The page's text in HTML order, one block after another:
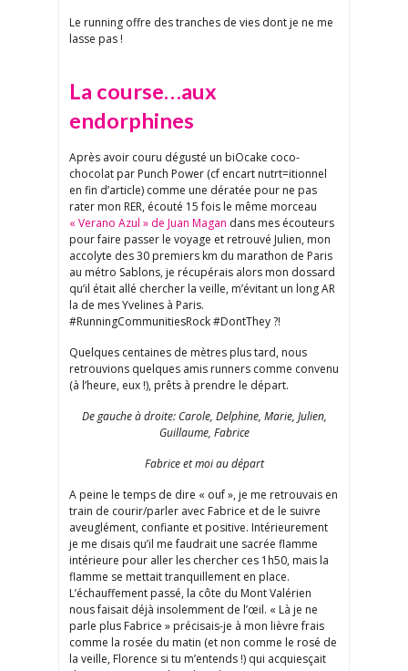
Le running offre des tranches de vies dont je ne me
lasse pas !
La course…aux
endorphines
Après avoir couru dégusté un biOcake coco-
chocolat par Punch Power (cf encart nutrt=itionnel
en fin d’article) comme une dératée pour ne pas
rater mon RER, écouté 15 fois le même morceau
« Verano Azul » de Juan Magan dans mes écouteurs
pour faire passer le voyage et retrouvé Julien, mon
accolyte des 30 premiers km du marathon de Paris
au métro Sablons, je récupérais alors mon dossard
qu’il était allé chercher la veille, m’évitant un long AR
la de mes Yvelines à Paris.
#RunningCommunitiesRock #DontThey ?!
Quelques centaines de mètres plus tard, nous
retrouvions quelques amis runners comme convenu
(à l’heure, eux !), prêts à prendre le départ.
De gauche à droite: Carole, Delphine, Marie, Julien,
Guillaume, Fabrice
Fabrice et moi au départ
A peine le temps de dire « ouf », je me retrouvais en
train de courir/parler avec Fabrice et de le suivre
aveuglément, confiante et positive. Intérieurement
je me disais qu’il me faudrait une sacrée flamme
intérieure pour aller les chercher ces 1h50, mais la
flamme se mettait tranquillement en place.
L’échauffement passé, la côte du Mont Valérien
nous faisait déjà insolemment de l’œil. « Là je ne
parle plus Fabrice » précisais-je à mon lièvre frais
comme la rosée du matin (et non comme le rosé de
la veille, Florence si tu m’entends !) qui acquiesçait